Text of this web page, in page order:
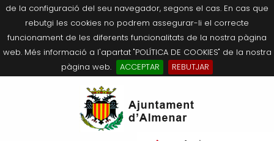
de la configuració del seu navegador, segons el cas. En cas que
rebutgi les cookies no podrem assegurar-li el correcte
funcionament de les diferents funcionalitats de la nostra pàgina
web. Més informació a l'apartat "POLÍTICA DE COOKIES" de la nostra
pàgina web.
ACCEPTAR
REBUTJAR
Salutació de l’Alcaldessa
Composició Consistori
Agricultura, Ramaderia i Medi
Què és la Seu Electrònica?
Últimes publicacions